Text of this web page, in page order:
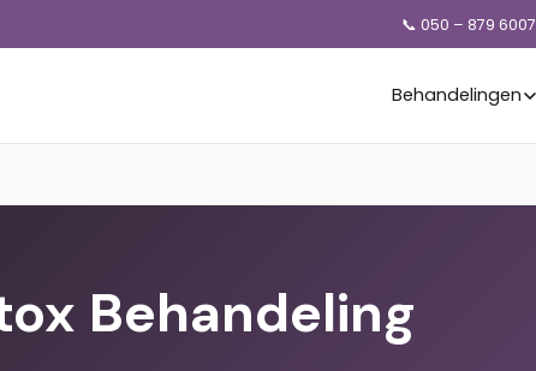
📞 050 – 879 6007
Behandelingen
Behandeling